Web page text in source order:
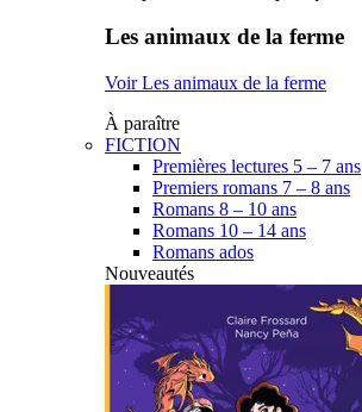
Les animaux de la ferme
Voir Les animaux de la ferme
À paraître
FICTION
Premières lectures 5 – 7 ans
Premiers romans 7 – 8 ans
Romans 8 – 10 ans
Romans 10 – 14 ans
Romans ados
Nouveautés